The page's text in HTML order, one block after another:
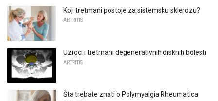
Koji tretmani postoje za sistemsku sklerozu?
ARTRITIS
Uzroci i tretmani degenerativnih disknih bolesti
ARTRITIS
Šta trebate znati o Polymyalgia Rheumatica